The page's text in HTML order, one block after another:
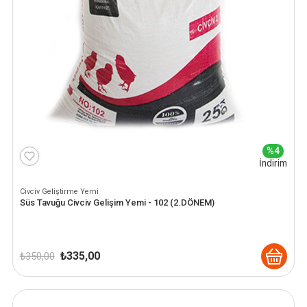
%4
İndirim
Civciv Geliştirme Yemi
Süs Tavuğu Civciv Gelişim Yemi - 102 (2.DÖNEM)
₺350,00 Orijinal
₺ 350,00.
₺335,00Şu
fiyat:
₺ 335,00.